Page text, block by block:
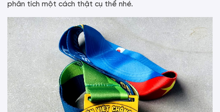
phân tích một cách thật cụ thể nhé.